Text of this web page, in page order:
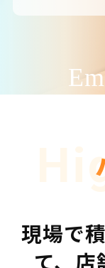
現場で
て、店